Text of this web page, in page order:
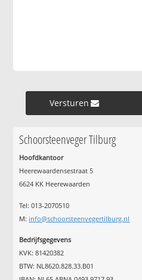
Versturen »
Schoorsteenveger Tilburg
Hoofdkantoor
Heerewaardensestraat 5
6624 KK Heerewaarden
Tel: 013-2070510
M: info@schoorsteenvegertilburg.nl
Bedrijfsgegevens
KVK: 81420382
BTW: NL8620.828.33.B01